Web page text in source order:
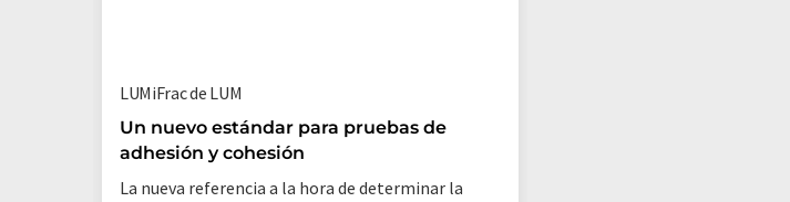
LUMiFrac de LUM
Un nuevo estándar para pruebas de
adhesión y cohesión
La nueva referencia a la hora de determinar la